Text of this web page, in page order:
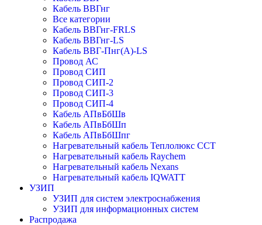
Кабель ВВГнг
Все категории
Кабель ВВГнг-FRLS
Кабель ВВГнг-LS
Кабель ВВГ-Пнг(А)-LS
Провод АС
Провод СИП
Провод СИП-2
Провод СИП-3
Провод СИП-4
Кабель АПвБбШв
Кабель АПвБбШп
Кабель АПвБбШпг
Нагревательный кабель Теплолюкс ССТ
Нагревательный кабель Raychem
Нагревательный кабель Nexans
Нагревательный кабель IQWATT
УЗИП
УЗИП для систем электроснабжения
УЗИП для информационных систем
Распродажа